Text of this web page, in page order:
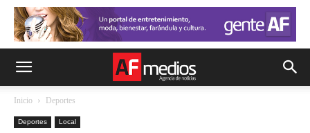
Inicio Deportes
Deportes Local